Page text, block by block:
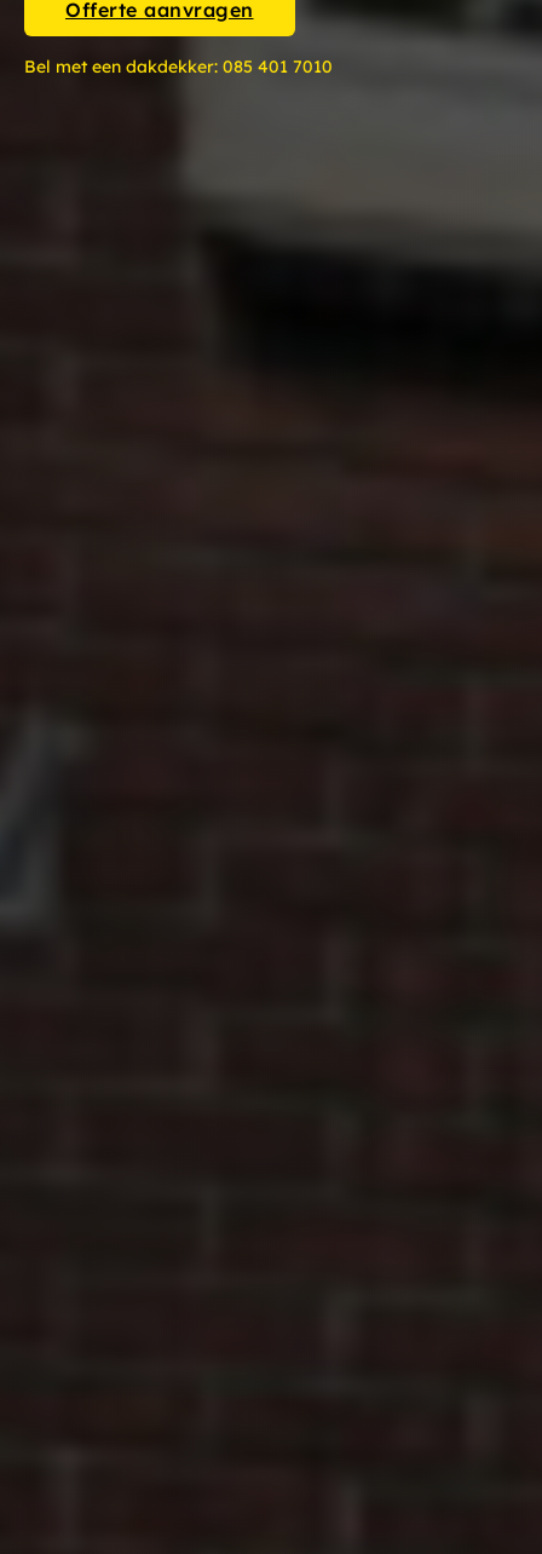
Offerte aanvragen
Bel met een dakdekker: 085 401 7010